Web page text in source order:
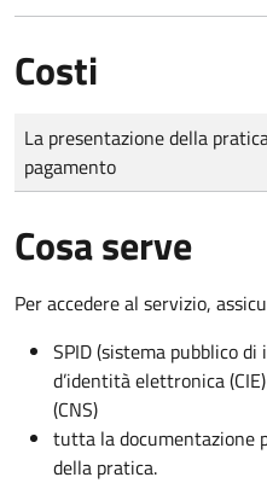
Costi
Tipo di pagamento
Importo
La presentazione della
pagamento
Cosa serve
Per accedere al servizio,
SPID (sistema pubblico
d’identità elettronica
(CNS)
tutta la documentazione
della pratica.